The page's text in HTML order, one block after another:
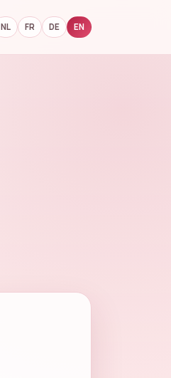
NL FR DE EN